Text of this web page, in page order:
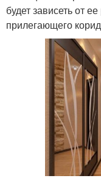
будет зависеть от
прилегающего